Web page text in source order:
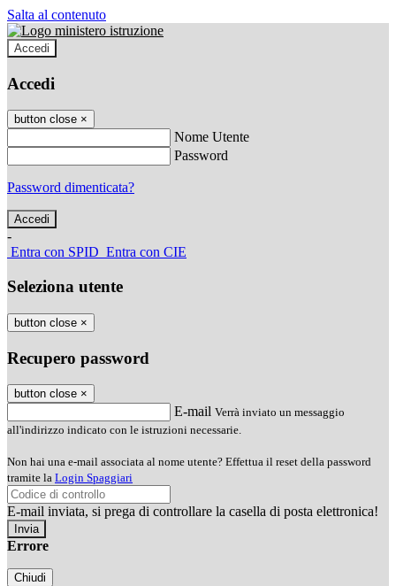
Salta al contenuto
Accedi
Accedi
button close ×
Nome Utente
Password
Password dimenticata?
-
Entra con SPID Entra con CIE
Seleziona utente
button close ×
Recupero password
button close ×
E-mail Verrà inviato un messaggio
all'indirizzo indicato con le istruzioni necessarie.
Non hai una e-mail associata al nome utente? Effettua il reset della password
tramite la Login Spaggiari
E-mail inviata, si prega di controllare la casella di posta elettronica!
Errore
Chiudi